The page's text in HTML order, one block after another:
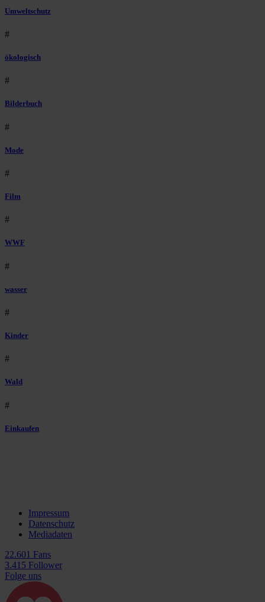
Umweltschutz
#
ökologisch
#
Bilderbuch
#
Mode
#
Film
#
WWF
#
wasser
#
Kinder
#
Wald
#
Einkaufen
Impressum
Datenschutz
Mediadaten
22.601 Fans
3.415 Follower
Folge uns